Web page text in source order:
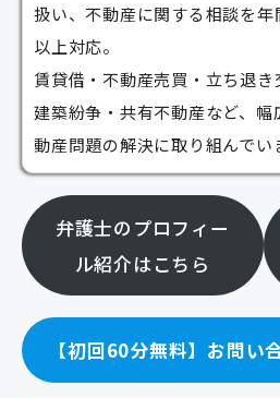
扱い、不動産に関する相談を年
以上対応。
賃貸借・不動産売買・立ち退き
建築紛争・共有不動産など、幅
動産問題の解決に取り組んでい
弁護士のプロフィー
ル紹介はこちら
【初回60分無料】お問い